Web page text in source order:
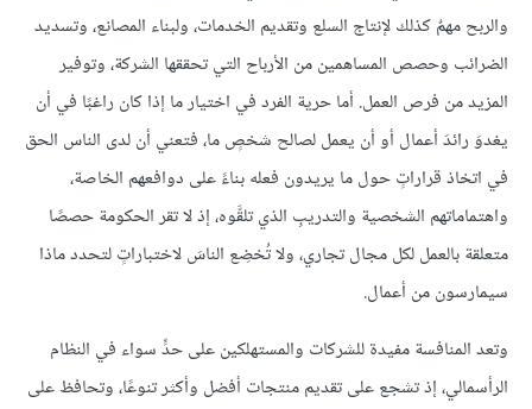
والربح مهمٌ كذلك لإنتاج السلع وتقديم الخدمات، ولبناء المصانع، وتسديد
الضرائب وحصص المساهمين من الأرباح التي تحققها الشركة، وتوفير
المزيد من فرص العمل. أما حرية الفرد في اختيار ما إذا كان راغبًا في أن
يغدوَ رائدَ أعمال أو أن يعمل لصالح شخصٍ ما، فتعني أن لدى الناس الحق
في اتخاذ قراراتٍ حول ما يريدون فعله بناءً على دوافعهم الخاصة،
واهتماماتهم الشخصية والتدريبِ الذي تلقَّوه، إذ لا تقر الحكومة حصصًا
متعلقة بالعمل لكل مجال تجاري، ولا تُخضِع الناسَ لاختباراتٍ لتحدد ماذا
سيمارسون من أعمال.
وتعد المنافسة مفيدة للشركات والمستهلكين على حدٍّ سواء في النظام
الرأسمالي، إذ تشجع على تقديم منتجات أفضل وأكثر تنوعًا، وتحافظ على